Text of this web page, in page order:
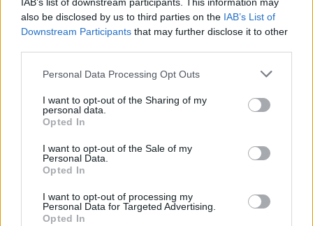
also be disclosed by us to third parties on the IAB’s List of
Downstream Participants that may further disclose it to other
Please note that this website/app uses one or more Google
not limited to your visit or usage behaviour. You may click to
grant or deny consent to Google and its third-party tags to
use your data for below specified purposes in below Google
consent section.
Personal Data Processing Opt Outs
I want to opt-out of the Sharing of my
personal data.
Opted In
I want to opt-out of the Sale of my
Personal Data.
Opted In
I want to opt-out of processing my
Personal Data for Targeted Advertising.
Opted In
Ορμούζ φέρνονταςκαθοδικές πιέσειςστα
αμερικανικά χρηματιστηριακά ταμπλό. Εν τω
μεταξύ, οι traders θα πάρουν μια ακόμη γεύση
από το πώς ονέος πρόεδρος της Fed, Κέβιν
Γουόρς
διευθύνει την νομισματική πολιτική όταν
δημοσιευτούν τα πρακτικά της τελευταίας
συνεδρίασης της
στα επιτόκια.